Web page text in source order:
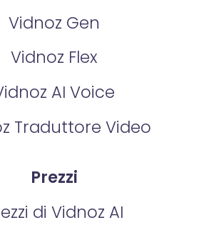
Vidnoz Gen
Vidnoz Flex
AI Voice
Traduttore Video
Prezzi
di Vidnoz AI